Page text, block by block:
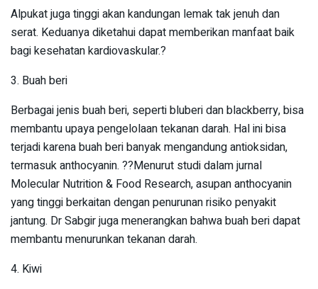
Alpukat juga tinggi akan kandungan lemak tak jenuh dan
serat. Keduanya diketahui dapat memberikan manfaat baik
bagi kesehatan kardiovaskular.?
3. Buah beri
Berbagai jenis buah beri, seperti bluberi dan blackberry, bisa
membantu upaya pengelolaan tekanan darah. Hal ini bisa
terjadi karena buah beri banyak mengandung antioksidan,
termasuk anthocyanin. ??Menurut studi dalam jurnal
Molecular Nutrition & Food Research, asupan anthocyanin
yang tinggi berkaitan dengan penurunan risiko penyakit
jantung. Dr Sabgir juga menerangkan bahwa buah beri dapat
membantu menurunkan tekanan darah.
4. Kiwi